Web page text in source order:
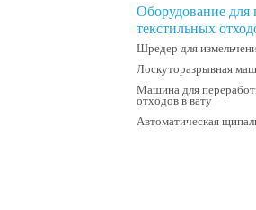
Оборудование для
текстильных
Шредер для
Лоскуторазрывная
Машина для
отходов в вату
Автоматическая